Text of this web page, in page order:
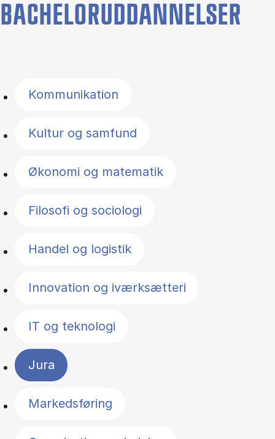
BACHELORUDDANNELSER
Kommunikation
Kultur og samfund
Økonomi og matematik
Filosofi og sociologi
Handel og logistik
Innovation og iværksætteri
IT og teknologi
Jura
Markedsføring